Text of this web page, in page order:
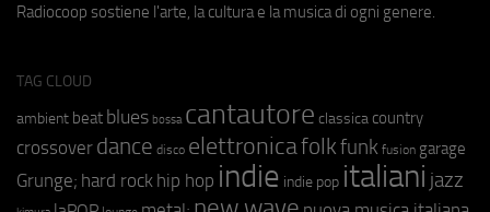
Radiocoop sostiene l'arte, la cultura e la musica di ogni genere.
TAG CLOUD
ambient beat blues bossa cantautore classica country
crossover dance disco elettronicafolkfunk fusion garage
Grunge; hard rock hip hop indie indie pop italiani jazz